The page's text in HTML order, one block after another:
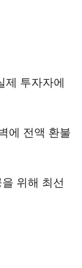
투자자에
에 전액 환불
위해 최선